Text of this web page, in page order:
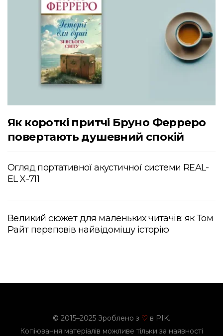
Як короткі притчі Бруно Ферреро
повертають душевний спокій
Огляд портативної акустичної системи REAL-
EL X-711
Великий сюжет для маленьких читачів: як Том
Райт переповів найвідомішу історію
© 2015–2025 Зроблено з ♡ в PIK.
Копіювання матеріалів можливе тільки за наявності